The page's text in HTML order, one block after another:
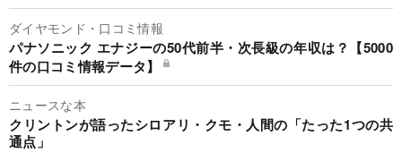
ダイヤモンド・口コミ情報
パナソニック エナジーの50代前半・次長級の年収は？【5000
件の口コミ情報データ】
ニュースな本
クリントンが語ったシロアリ・クモ・人間の「たった1つの共
通点」